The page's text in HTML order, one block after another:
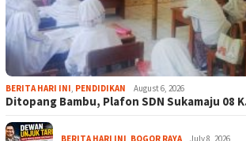
BERITA HARI INI, PENDIDIKAN August 6, 2026
Ditopang Bambu, Plafon SDN Sukamaju 08